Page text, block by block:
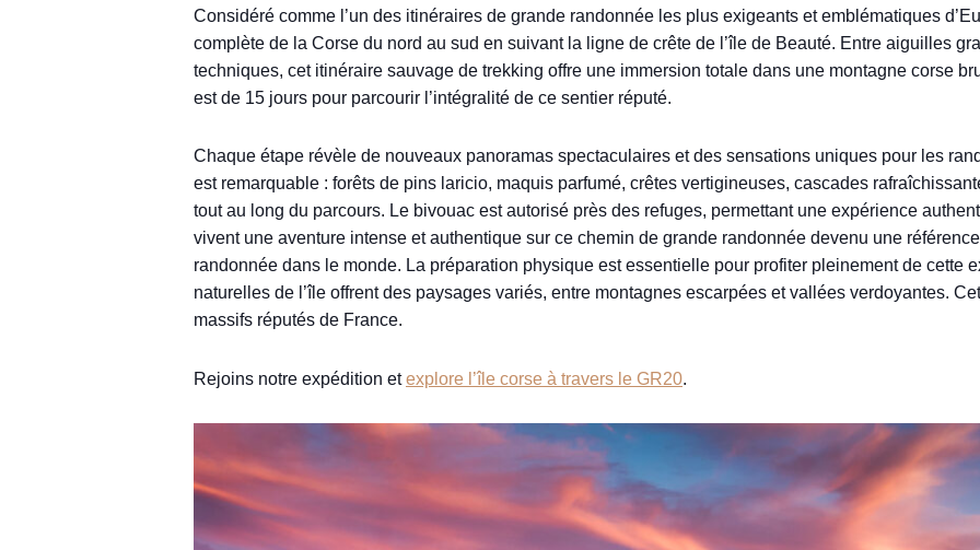
Considéré comme l’un des itinéraires de grande randonnée les plus exigeants et emblématiques
complète de la Corse du nord au sud en suivant la ligne de crête de l’île de Beauté. Entre aiguilles
techniques, cet itinéraire sauvage de trekking offre une immersion totale dans une montagne corse
est de 15 jours pour parcourir l’intégralité de ce sentier réputé.
Chaque étape révèle de nouveaux panoramas spectaculaires et des sensations uniques pour les
est remarquable : forêts de pins laricio, maquis parfumé, crêtes vertigineuses, cascades
tout au long du parcours. Le bivouac est autorisé près des refuges, permettant une expérience
vivent une aventure intense et authentique sur ce chemin de grande randonnée devenu une
randonnée dans le monde. La préparation physique est essentielle pour profiter pleinement de cette
naturelles de l’île offrent des paysages variés, entre montagnes escarpées et vallées verdoyantes.
massifs réputés de France.
Rejoins notre expédition etexplore l’île corse à travers le GR20